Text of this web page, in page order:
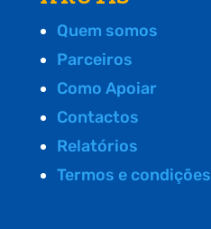
Quem somos
Parceiros
Como Apoiar
Contactos
Relatórios
Termos e condições